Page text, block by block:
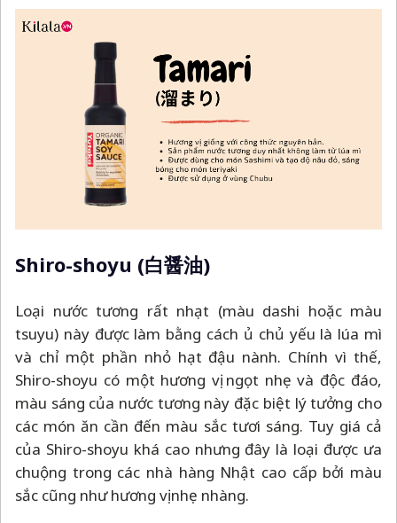
Shiro-shoyu (白醤油)
Loại nước tương rất nhạt (màu dashi hoặc màu
tsuyu) này được làm bằng cách ủ chủ yếu là lúa mì
và chỉ một phần nhỏ hạt đậu nành. Chính vì thế,
Shiro-shoyu có một hương vị ngọt nhẹ và độc đáo,
màu sáng của nước tương này đặc biệt lý tưởng cho
các món ăn cần đến màu sắc tươi sáng. Tuy giá cả
của Shiro-shoyu khá cao nhưng đây là loại được ưa
chuộng trong các nhà hàng Nhật cao cấp bởi màu
sắc cũng như hương vị nhẹ nhàng.